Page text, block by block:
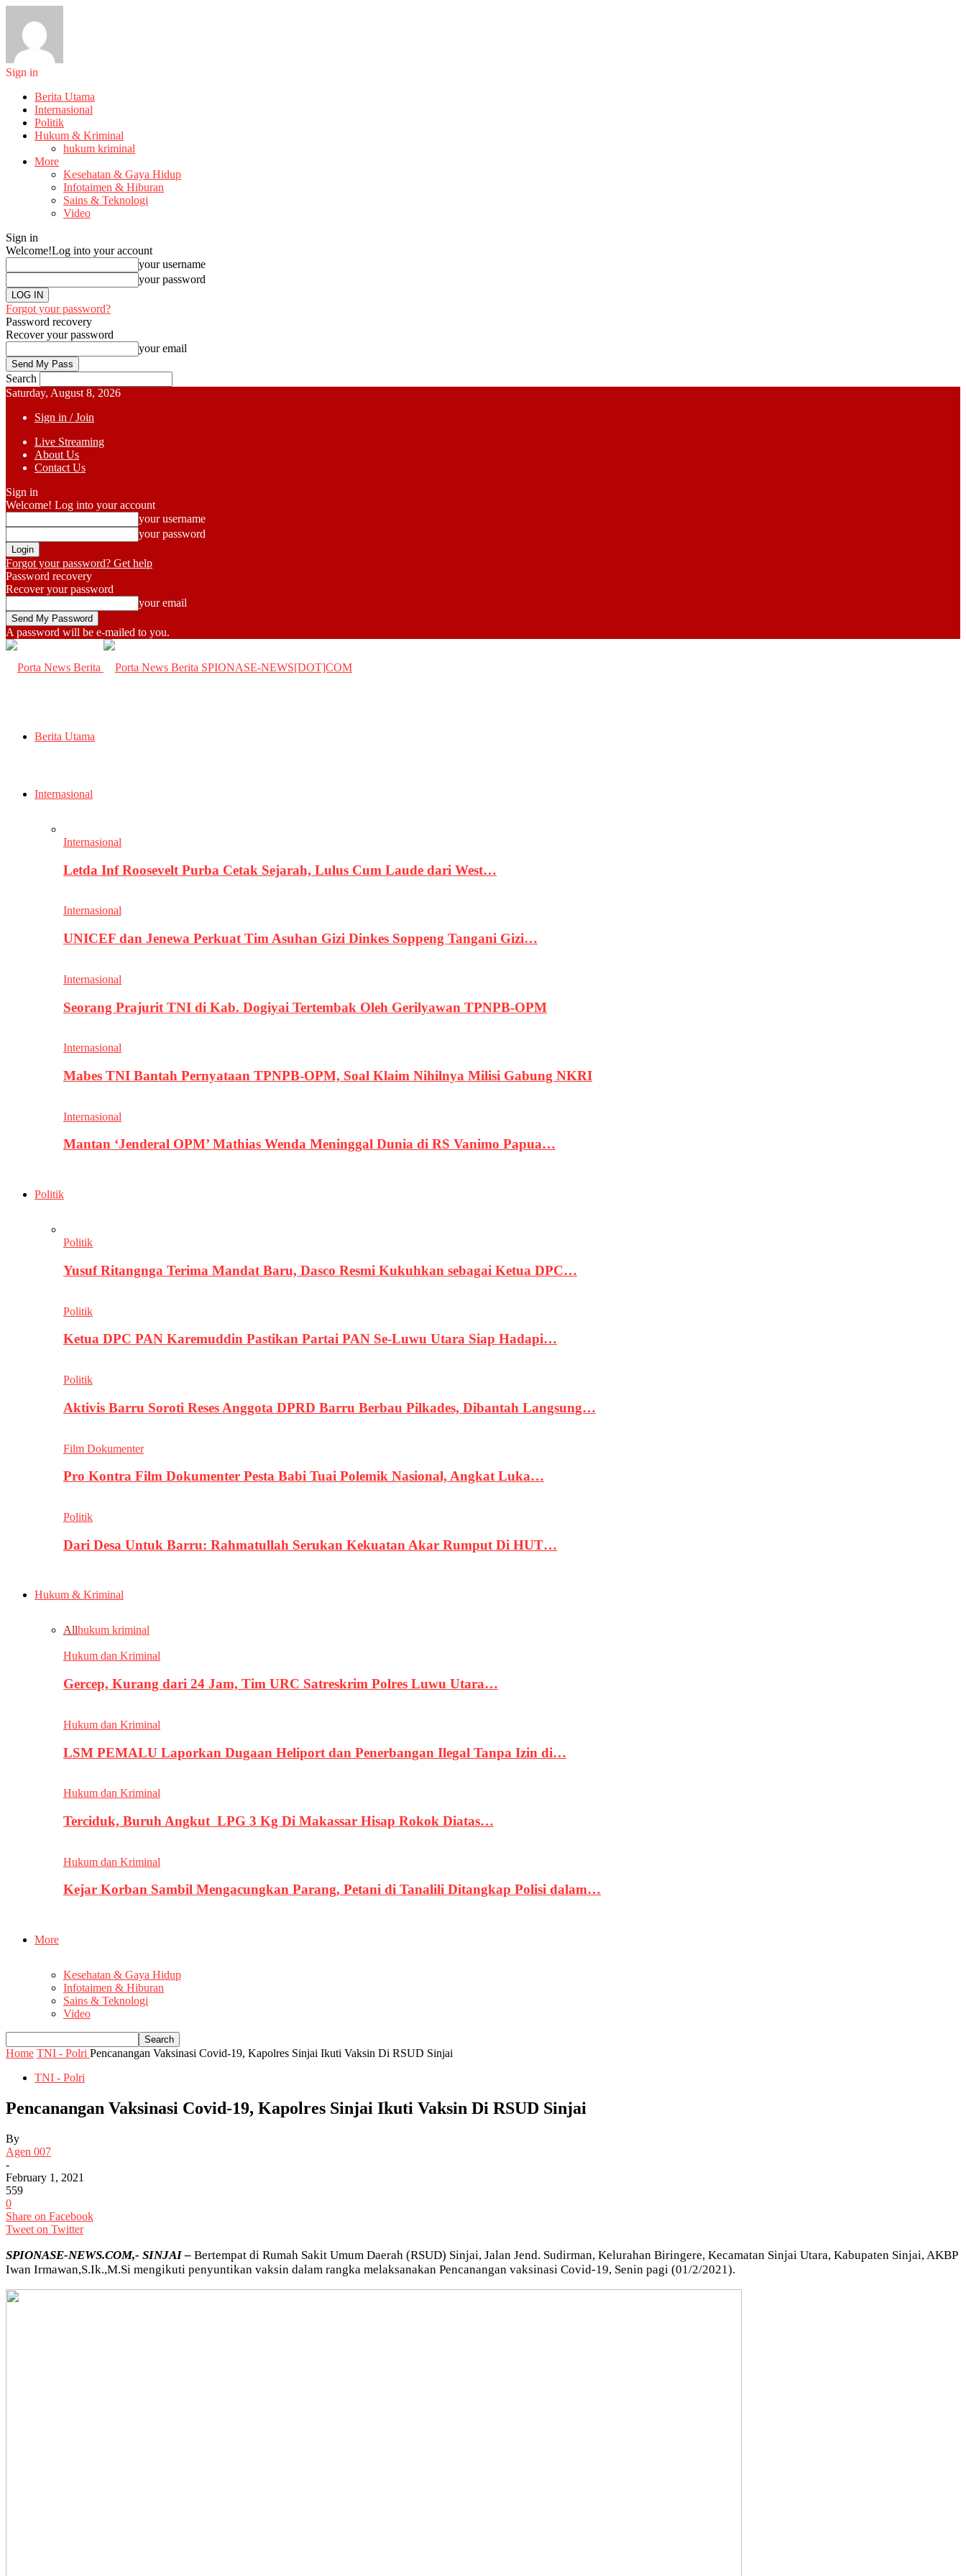
Sign in
Berita Utama
Internasional
Politik
Hukum & Kriminal
hukum kriminal
More
Kesehatan & Gaya Hidup
Infotaimen & Hiburan
Sains & Teknologi
Video
Sign in
Welcome!Log into your account
your username
your password
Forgot your password?
Password recovery
Recover your password
your email
Search
Saturday, August 8, 2026
Sign in / Join
Live Streaming
About Us
Contact Us
Sign in
Welcome! Log into your account
your username
your password
Forgot your password? Get help
Password recovery
Recover your password
your email
A password will be e-mailed to you.
SPIONASE-NEWS[DOT]COM
Berita Utama
Internasional
Internasional
Letda Inf Roosevelt Purba Cetak Sejarah, Lulus Cum Laude dari West…
Internasional
UNICEF dan Jenewa Perkuat Tim Asuhan Gizi Dinkes Soppeng Tangani Gizi…
Internasional
Seorang Prajurit TNI di Kab. Dogiyai Tertembak Oleh Gerilyawan TPNPB-OPM
Internasional
Mabes TNI Bantah Pernyataan TPNPB-OPM, Soal Klaim Nihilnya Milisi Gabung NKRI
Internasional
Mantan ‘Jenderal OPM’ Mathias Wenda Meninggal Dunia di RS Vanimo Papua…
Politik
Politik
Yusuf Ritangnga Terima Mandat Baru, Dasco Resmi Kukuhkan sebagai Ketua DPC…
Politik
Ketua DPC PAN Karemuddin Pastikan Partai PAN Se-Luwu Utara Siap Hadapi…
Politik
Aktivis Barru Soroti Reses Anggota DPRD Barru Berbau Pilkades, Dibantah Langsung…
Film Dokumenter
Pro Kontra Film Dokumenter Pesta Babi Tuai Polemik Nasional, Angkat Luka…
Politik
Dari Desa Untuk Barru: Rahmatullah Serukan Kekuatan Akar Rumput Di HUT…
Hukum & Kriminal
Allhukum kriminal
Hukum dan Kriminal
Gercep, Kurang dari 24 Jam, Tim URC Satreskrim Polres Luwu Utara…
Hukum dan Kriminal
LSM PEMALU Laporkan Dugaan Heliport dan Penerbangan Ilegal Tanpa Izin di…
Hukum dan Kriminal
Terciduk, Buruh Angkut LPG 3 Kg Di Makassar Hisap Rokok Diatas…
Hukum dan Kriminal
Kejar Korban Sambil Mengacungkan Parang, Petani di Tanalili Ditangkap Polisi dalam…
More
Kesehatan & Gaya Hidup
Infotaimen & Hiburan
Sains & Teknologi
Video
Home TNI - Polri Pencanangan Vaksinasi Covid-19, Kapolres Sinjai Ikuti Vaksin Di RSUD Sinjai
TNI - Polri
Pencanangan Vaksinasi Covid-19, Kapolres Sinjai Ikuti Vaksin Di RSUD Sinjai
By
Agen 007
-
February 1, 2021
559
0
Share on Facebook
Tweet on Twitter
SPIONASE-NEWS.COM,- SINJAI – Bertempat di Rumah Sakit Umum Daerah (RSUD) Sinjai, Jalan Jend. Sudirman, Kelurahan Biringere, Kecamatan Sinjai Utara, Kabupaten Sinjai, AKBP
Iwan Irmawan,S.Ik.,M.Si mengikuti penyuntikan vaksin dalam rangka melaksanakan Pencanangan vaksinasi Covid-19, Senin pagi (01/2/2021).